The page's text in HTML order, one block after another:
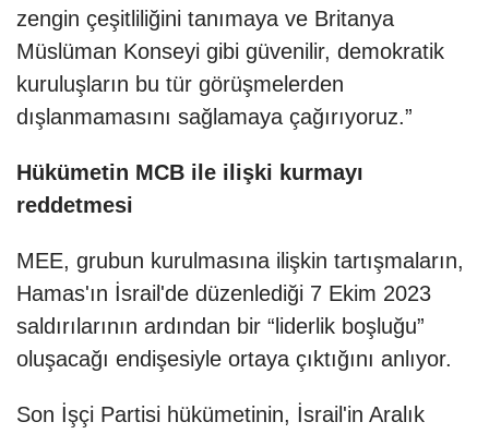
zengin çeşitliliğini tanımaya ve Britanya
Müslüman Konseyi gibi güvenilir, demokratik
kuruluşların bu tür görüşmelerden
dışlanmamasını sağlamaya çağırıyoruz.”
Hükümetin MCB ile ilişki kurmayı
reddetmesi
MEE, grubun kurulmasına ilişkin tartışmaların,
Hamas'ın İsrail'de düzenlediği 7 Ekim 2023
saldırılarının ardından bir “liderlik boşluğu”
oluşacağı endişesiyle ortaya çıktığını anlıyor.
Son İşçi Partisi hükümetinin, İsrail'in Aralık